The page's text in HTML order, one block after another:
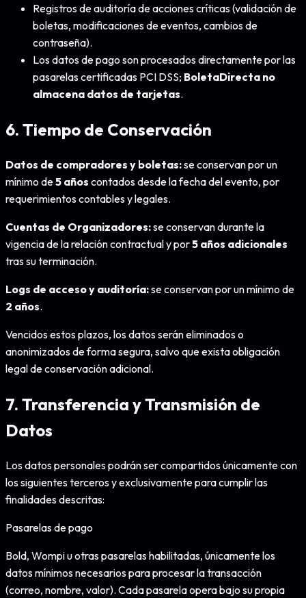
Registros de auditoría de acciones críticas (validación de
boletas, modificaciones de eventos, cambios de
contraseña).
Los datos de pago son procesados directamente por las
pasarelas certificadas PCI DSS; BoletaDirecta no
almacena datos de tarjetas.
6. Tiempo de Conservación
Datos de compradores y boletas:se conservan por un
mínimo de5 años contados desde la fecha del evento, por
requerimientos contables y legales.
Cuentas de Organizadores:se conservan durante la
vigencia de la relación contractual y por5 años adicionales
tras su terminación.
Logs de acceso y auditoría:se conservan por un mínimo de
2 años.
Vencidos estos plazos, los datos serán eliminados o
anonimizados de forma segura, salvo que exista obligación
legal de conservación adicional.
7. Transferencia y Transmisión de
Datos
Los datos personales podrán ser compartidos únicamente con
los siguientes terceros y exclusivamente para cumplir las
finalidades descritas:
Pasarelas de pago
Bold, Wompi u otras pasarelas habilitadas, únicamente los
datos mínimos necesarios para procesar la transacción
(correo, nombre, valor). Cada pasarela opera bajo su propia